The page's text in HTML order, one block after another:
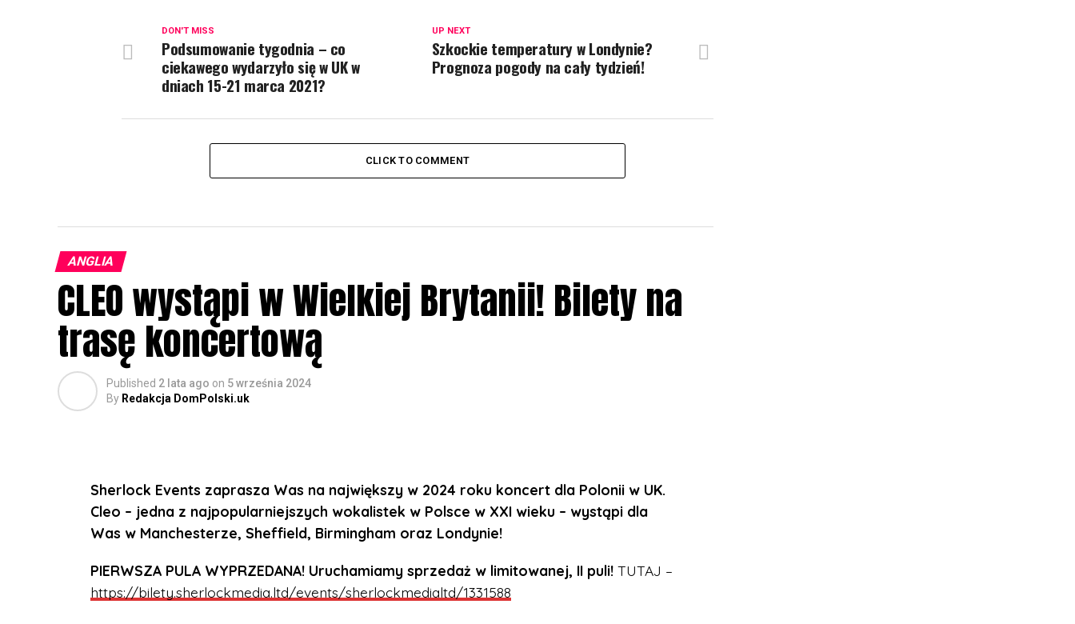
UP NEXT
Szkockie temperatury w Londynie?
Prognoza pogody na cały tydzień!
DON'T MISS
Podsumowanie tygodnia – co
ciekawego wydarzyło się w UK w
dniach 15-21 marca 2021?
CLICK TO COMMENT
ANGLIA
CLEO wystąpi w Wielkiej Brytanii! Bilety na
trasę koncertową
Published 2 lata ago on 5 września 2024
By Redakcja DomPolski.uk
Sherlock Events zaprasza Was na największy w 2024 roku koncert dla Polonii w UK.
Cleo – jedna z najpopularniejszych wokalistek w Polsce w XXI wieku – wystąpi dla
Was w Manchesterze, Sheffield, Birmingham oraz Londynie!
PIERWSZA PULA WYPRZEDANA! Uruchamiamy sprzedaż w limitowanej, II puli! TUTAJ –
https://bilety.sherlockmedia.ltd/events/sherlockmedialtd/1331588